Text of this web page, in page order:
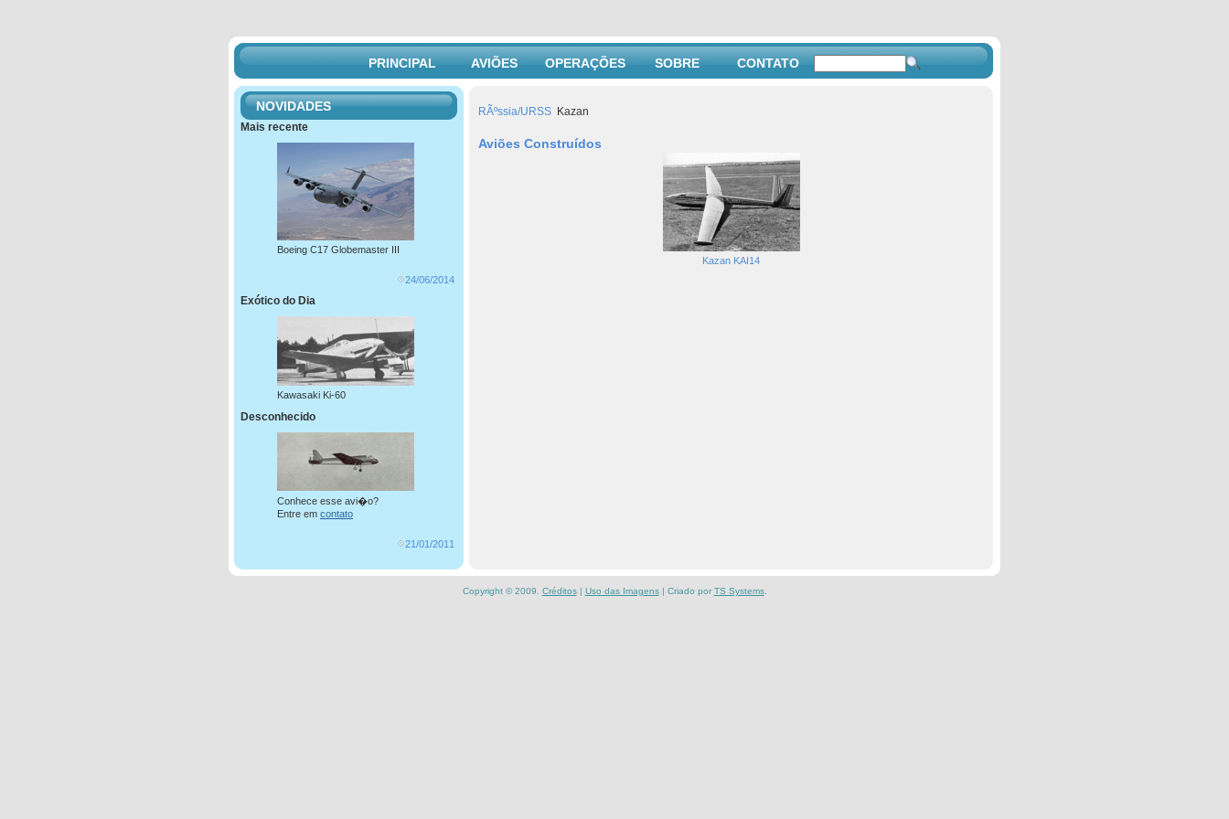
PRINCIPAL AVIÕES OPERAÇÕES SOBRE CONTATO
RÃºssia/URSS Kazan
Aviões Construídos
Kazan KAI14
NOVIDADES
Mais recente
Boeing C17 Globemaster III
24/06/2014
Exótico do Dia
Kawasaki Ki-60
Desconhecido
Conhece esse avi�o?
Entre em contato
21/01/2011
Copyright © 2009. Créditos| Uso das Imagens| Criado por TS Systems.